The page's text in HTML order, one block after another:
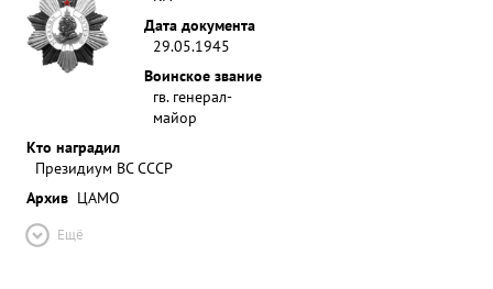
Дата документа
29.05.1945
Воинское звание
гв. генерал-
майор
Кто наградил
Президиум ВС СССР
Архив ЦАМО
Ещё